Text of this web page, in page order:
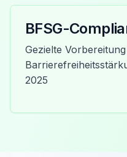
BFSG-
Gezielte
2025